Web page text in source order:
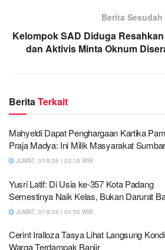
Berita Sesudah
Kelompok SAD Diduga
dan Aktivis Minta Oknum
BeritaTerkait
Mahyeldi Dapat Penghargaan Kartika
Praja Madya: Ini Milik Masyarakat Sumbar
JUMAT, 07/8/26 | 03:15 WIB
Yusri Latif: Di Usia ke-357 Kota Padang
Semestinya Naik Kelas, Bukan Darurat
JUMAT, 07/8/26 | 00:55 WIB
Cerint Iralloza Tasya Lihat Langsung
Warga Terdampak Banjir